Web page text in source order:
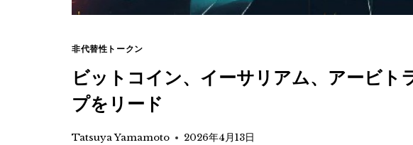
非代替性トークン
ビットコイン、イーサリアム、アービト
プをリード
Tatsuya Yamamoto 2026年4月13日